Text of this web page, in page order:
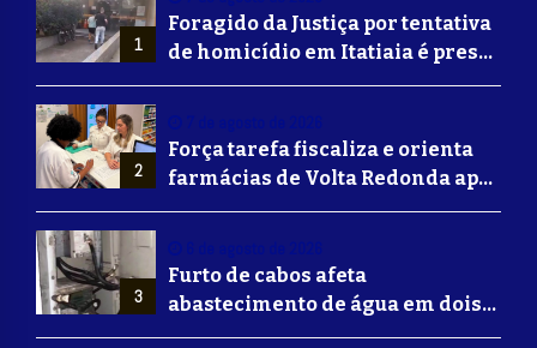
1
Foragido da Justiça por tentativa
de homicídio em Itatiaia é preso
em Volta Redonda
2
Força tarefa fiscaliza e orienta
farmácias de Volta Redonda após
alerta de falsificação de
3
Furto de cabos afeta
abastecimento de água em dois
bairros de Volta Redonda